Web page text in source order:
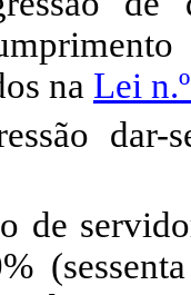
na Lei
dar-
de